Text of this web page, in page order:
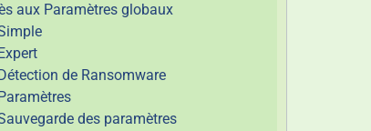
aux Paramètres globaux
de Ransomware
des paramètres